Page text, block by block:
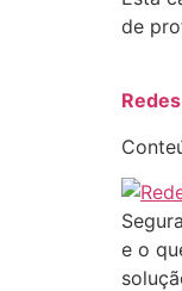
de
e o